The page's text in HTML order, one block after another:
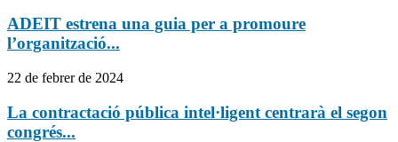
ADEIT estrena una guia per a promoure
l’organització...
22 de febrer de 2024
La contractació pública intel·ligent centrarà el segon
congrés...